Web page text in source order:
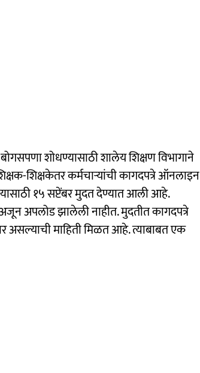
शोधण्यासाठी शालेय शिक्षण विभागाने
शिक्षकेतर कर्मचाऱ्यांची कागदपत्रे ऑनलाइन
१५ सप्टेंबर मुदत देण्यात आली आहे.
अपलोड झालेली नाहीत. मुदतीत कागदपत्रे
असल्याची माहिती मिळत आहे. त्याबाबत एक